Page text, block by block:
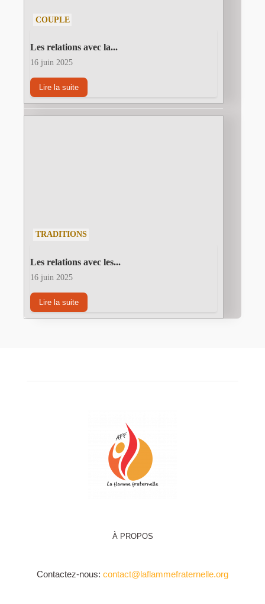
COUPLE
Les relations avec la...
16 juin 2025
Lire la suite
TRADITIONS
Les relations avec les...
16 juin 2025
Lire la suite
À PROPOS
Contactez-nous: contact@laflammefraternelle.org